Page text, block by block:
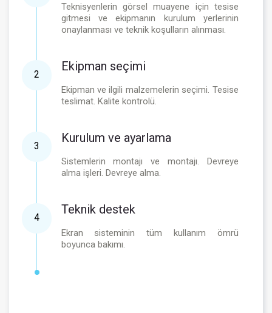
Teknisyenlerin görsel muayene için tesise
gitmesi ve ekipmanın kurulum yerlerinin
onaylanması ve teknik koşulların alınması.
2
Ekipman seçimi
Ekipman ve ilgili malzemelerin seçimi. Tesise
teslimat. Kalite kontrolü.
3
Kurulum ve ayarlama
Sistemlerin montajı ve montajı. Devreye
alma işleri. Devreye alma.
4
Teknik destek
Ekran sisteminin tüm kullanım ömrü
boyunca bakımı.